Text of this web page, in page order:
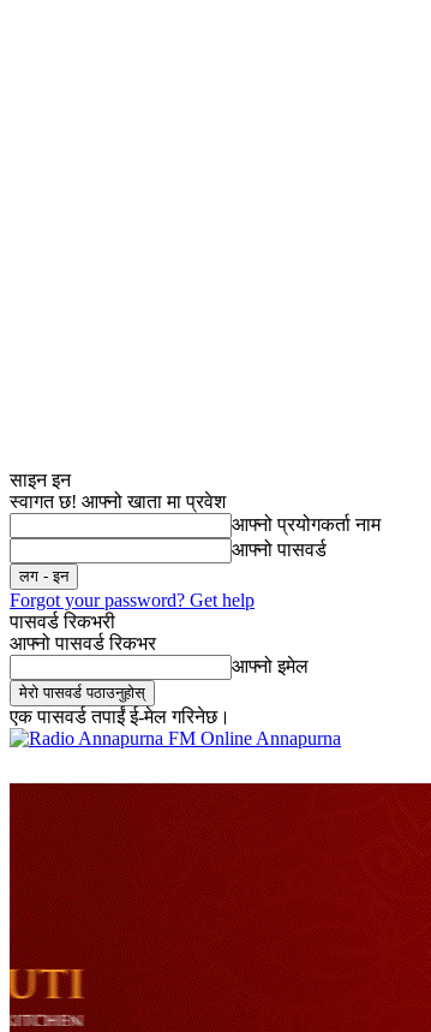
साइन इन
स्वागत छ! आफ्नो खाता मा प्रवेश
आफ्नो प्रयोगकर्ता नाम
आफ्नो पासवर्ड
Forgot your password? Get help
पासवर्ड रिकभरी
आफ्नो पासवर्ड रिकभर
आफ्नो इमेल
एक पासवर्ड तपाईं ई-मेल गरिनेछ।
Online Annapurna